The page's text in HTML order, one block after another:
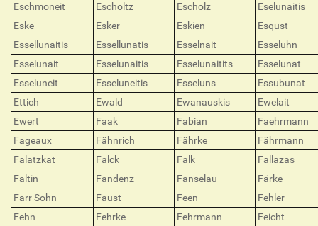
Eschmoneit
Escholtz Escholz
Eselunaitis
Eske
Esker Eskien
Esqust
Essellunaitis
Essellunatis Esselnait
Esseluhn
Esselunait
Esselunaitis Esselunaitits
Esselunat
Esseluneit
Esseluneitis Esseluns
Essubunat
Ettich
Ewald Ewanauskis
Ewelait
Ewert
Faak Fabian
Faehrmann
Fageaux
Fähnrich Fährke
Fährmann
Falatzkat
Falck Falk
Fallazas
Faltin
Fandenz Fanselau
Färke
Farr Sohn
Faust Feen
Fehler
Fehn
Fehrke Fehrmann
Feicht